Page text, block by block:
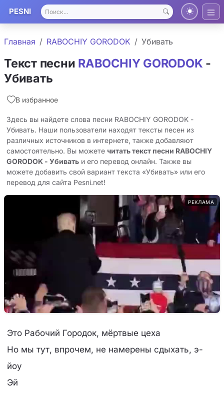
PESNI
Главная RABOCHIY GORODOK Убивать
Текст песни RABOCHIY GORODOK -
Убивать
В избранное
Здесь вы найдете слова песни RABOCHIY GORODOK -
Убивать. Наши пользователи находят тексты песен из
различных источников в интернете, также добавляют
самостоятельно. Вы можете читать текст песни RABOCHIY
GORODOK - Убивать и его перевод онлайн. Также вы
можете добавить свой вариант текста «Убивать» или его
перевод для сайта Pesni.net!
РЕКЛАМА
Это Рабочий Городок, мёртвые цеха
Но мы тут, впрочем, не намерены сдыхать, э-
йоу
Эй